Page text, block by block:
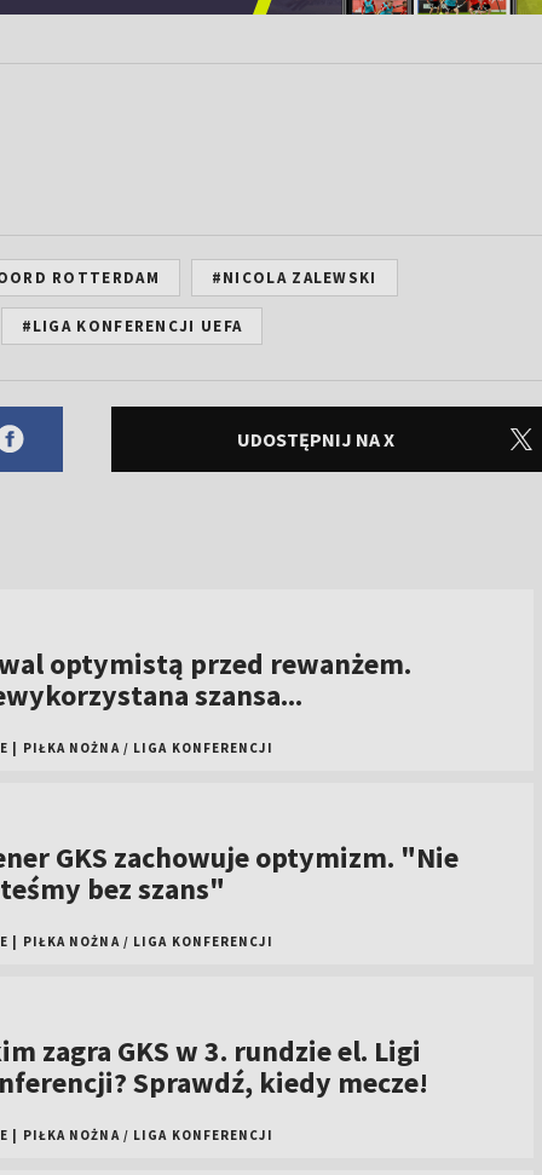
ROTTERDAM #NICOLA ZALEWSKI
#LIGA KONFERENCJI UEFA
UDOSTĘPNIJ NA X
optymistą przed rewanżem.
szansa...
PIŁKA NOŻNA / LIGA KONFERENCJI
GKS zachowuje optymizm. "Nie
bez szans"
PIŁKA NOŻNA / LIGA KONFERENCJI
zagra GKS w 3. rundzie el. Ligi
Sprawdź, kiedy mecze!
PIŁKA NOŻNA / LIGA KONFERENCJI